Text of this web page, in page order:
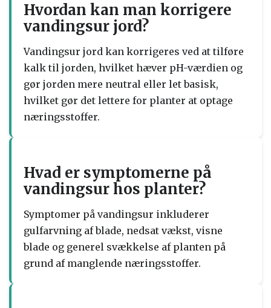
Hvordan kan man korrigere
vandingsur jord?
Vandingsur jord kan korrigeres ved at tilføre
kalk til jorden, hvilket hæver pH-værdien og
gør jorden mere neutral eller let basisk,
hvilket gør det lettere for planter at optage
næringsstoffer.
Hvad er symptomerne på
vandingsur hos planter?
Symptomer på vandingsur inkluderer
gulfarvning af blade, nedsat vækst, visne
blade og generel svækkelse af planten på
grund af manglende næringsstoffer.